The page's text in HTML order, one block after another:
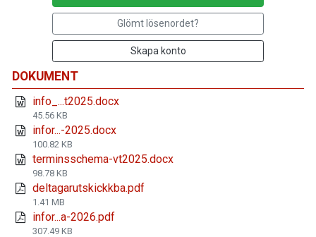
DOKUMENT
info_...t2025.docx
45.56 KB
infor...-2025.docx
100.82 KB
terminsschema-vt2025.docx
98.78 KB
deltagarutskickkba.pdf
1.41 MB
infor...a-2026.pdf
307.49 KB
Glömt lösenordet?
Skapa konto